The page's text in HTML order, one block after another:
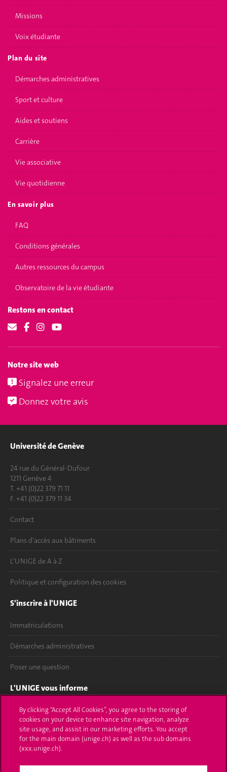
Missions
Voix étudiante
Plan du site
Démarches administratives
Sport et culture
Aides et soutiens
Carrière
Vie associative
Vie quotidienne
En savoir plus
FAQ
Conditions générales
Autres ressources du campus
Observatoire de la vie étudiante
Restons en contact
Notre site web
Signalez une erreur
Donnez votre avis
Université de Genève
24 rue du Général-Dufour
1211 Genève 4
T. +41 (0)22 379 71 11
F. +41 (0)22 379 11 34
Contact
Plans d'accès aux bâtiments
L'UNIGE de A à Z
Politique et configuration des cookies
S'inscrire à l'UNIGE
Immatriculations
Démarches administratives
Poser une question
L'UNIGE vous informe
UNIGE Mobile
Médias
Offres d'emploi
By clicking “Accept All Cookies”, you agree to the storing of
cookies on your device to enhance site navigation, analyze
site usage, and assist in our marketing efforts. You accept
for the main domain (unige.ch) as well as the sub domains
(xxx.unige.ch).